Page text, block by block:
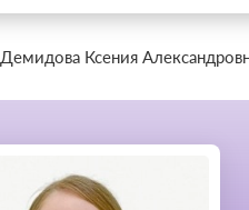
Демидова Ксения